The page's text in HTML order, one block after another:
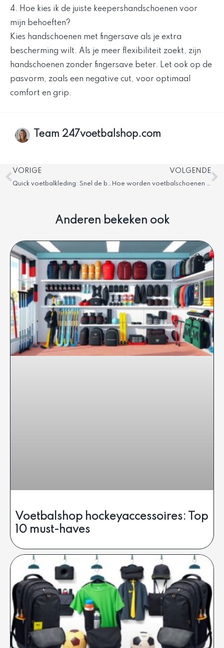
4. Hoe kies ik de juiste keepershandschoenen voor
mijn behoeften?
Kies handschoenen met fingersave als je extra
bescherming wilt. Als je meer flexibiliteit zoekt, zijn
handschoenen zonder fingersave beter. Let ook op de
pasvorm, zoals een negative cut, voor optimaal
comfort en grip.
Team 247voetbalshop.com
Vorige
VORIGE
Quick voetbalkleding: Snel de beste kleding van hoge kwaliteit
VOLGENDE
Hoe worden voetbalschoenen gemaakt? Ontdek alles
Anderen bekeken ook
Voetbalshop hockeyaccessoires: Top
10 must-haves